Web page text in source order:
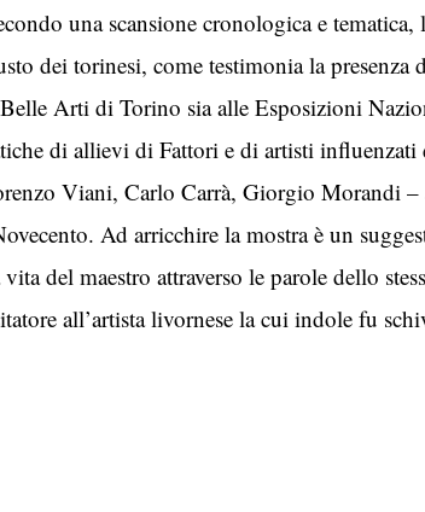
una scansione cronologica e
dei torinesi, come testimonia la
Arti di Torino sia alle Esposizioni
di allievi di Fattori e di artisti
Viani, Carlo Carrà, Giorgio Morandi –
Ad arricchire la mostra è un
del maestro attraverso le parole dello
all’artista livornese la cui indole fu